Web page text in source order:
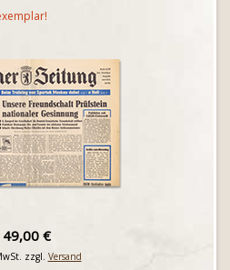
49,00 €
zzgl. Versand